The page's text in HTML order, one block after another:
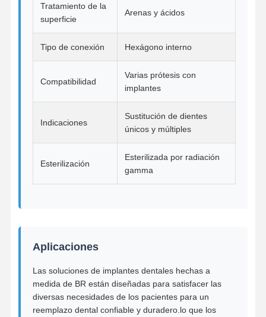
Dispositivos funcionales de ortodoncia
Retenedores de ortodoncia
Extensor de ortodoncia
Soluciones para implantes dentales
Tratamiento de la
superficie
Arenas y ácidos
Tipo de conexión Hexágono interno
Compatibilidad
Varias prótesis con
implantes
Indicaciones
Sustitución de dientes
únicos y múltiples
Esterilización
Esterilizada por radiación
gamma
Aplicaciones
Las soluciones de implantes dentales hechas a
medida de BR están diseñadas para satisfacer las
diversas necesidades de los pacientes para un
reemplazo dental confiable y duradero.lo que los